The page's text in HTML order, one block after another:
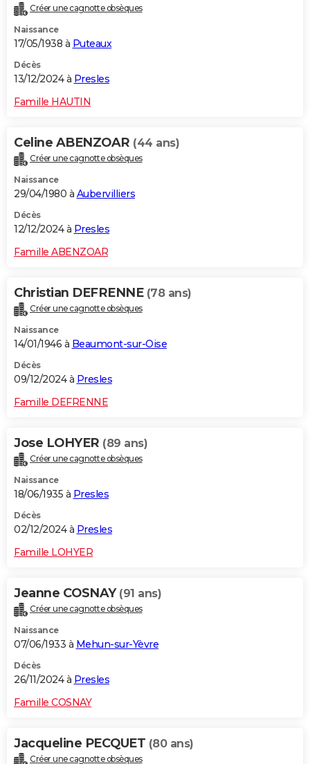
Créer une cagnotte obsèques
Naissance
17/05/1938 à Puteaux
Décès
13/12/2024 à Presles
Famille HAUTIN
Celine ABENZOAR (44 ans)
Créer une cagnotte obsèques
Naissance
29/04/1980 à Aubervilliers
Décès
12/12/2024 à Presles
Famille ABENZOAR
Christian DEFRENNE (78 ans)
Créer une cagnotte obsèques
Naissance
14/01/1946 à Beaumont-sur-Oise
Décès
09/12/2024 à Presles
Famille DEFRENNE
Jose LOHYER (89 ans)
Créer une cagnotte obsèques
Naissance
18/06/1935 à Presles
Décès
02/12/2024 à Presles
Famille LOHYER
Jeanne COSNAY (91 ans)
Créer une cagnotte obsèques
Naissance
07/06/1933 à Mehun-sur-Yèvre
Décès
26/11/2024 à Presles
Famille COSNAY
Jacqueline PECQUET (80 ans)
Créer une cagnotte obsèques